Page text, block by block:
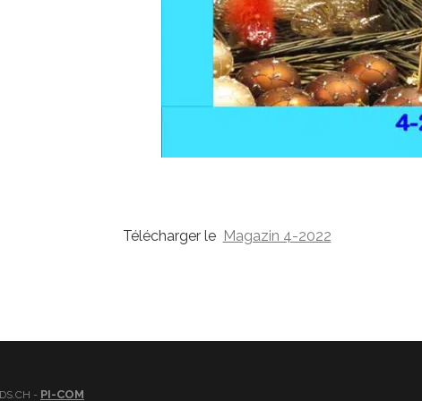
Télécharger le Magazin 4-2022
- PI-COM